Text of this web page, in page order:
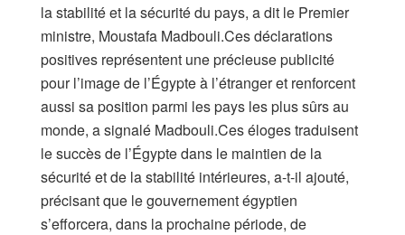
la stabilité et la sécurité du pays, a dit le Premier
ministre, Moustafa Madbouli.Ces déclarations
positives représentent une précieuse publicité
pour l’image de l’Égypte à l’étranger et renforcent
aussi sa position parmi les pays les plus sûrs au
monde, a signalé Madbouli.Ces éloges traduisent
le succès de l’Égypte dans le maintien de la
sécurité et de la stabilité intérieures, a-t-il ajouté,
précisant que le gouvernement égyptien
s’efforcera, dans la prochaine période, de